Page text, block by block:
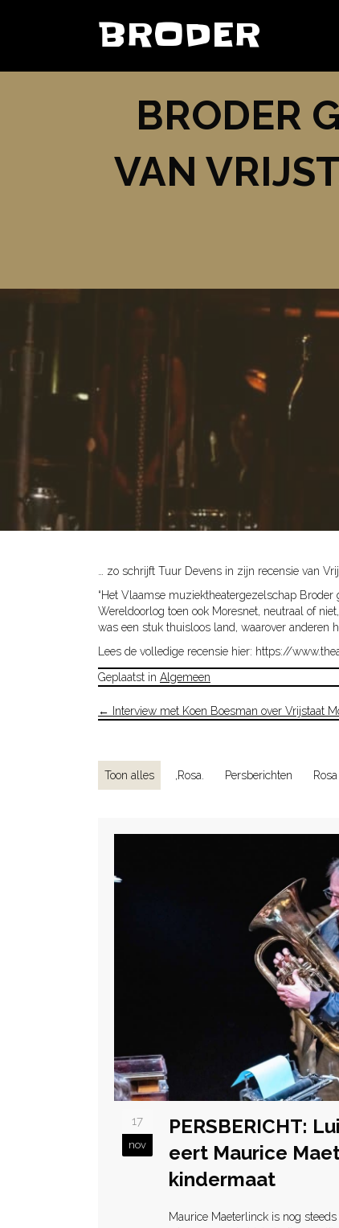
BRODER
BRODER
VAN
… zo schrijft Tuur Devens in zijn recensie van
“Het Vlaamse muziektheatergezelschap
Wereldoorlog toen ook Moresnet, neutraal of
was een stuk thuisloos land, waarover anderen
Lees de volledige recensie hier: https://
Geplaatst in Algemeen
Posts
← Interview met Koen Boesman over Vrijstaat
Toon alles ,Rosa. Persberichten
17
nov
PERSBERICHT:
eert Maurice
kindermaat
Maurice Maeterlinck is nog